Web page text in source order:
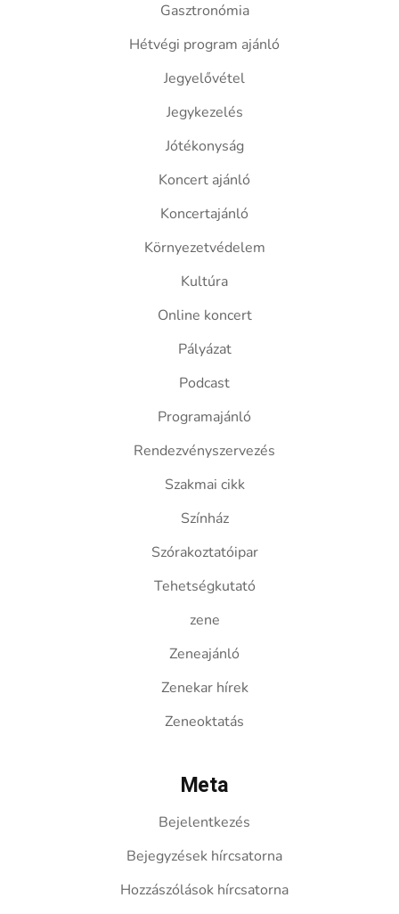
Gasztronómia
Hétvégi program ajánló
Jegyelővétel
Jegykezelés
Jótékonyság
Koncert ajánló
Koncertajánló
Környezetvédelem
Kultúra
Online koncert
Pályázat
Podcast
Programajánló
Rendezvényszervezés
Szakmai cikk
Színház
Szórakoztatóipar
Tehetségkutató
zene
Zeneajánló
Zenekar hírek
Zeneoktatás
Meta
Bejelentkezés
Bejegyzések hírcsatorna
Hozzászólások hírcsatorna